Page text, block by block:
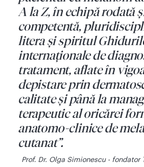
A la Z, în echipă rodată
competentă,
litera și spiritul
internaționale de
tratament, aflate în
depistare prin
calitate și până la
terapeutic al oricărei
anatomo-clinice de
cutanat”.
Prof. Dr. Olga Simionescu - fondator